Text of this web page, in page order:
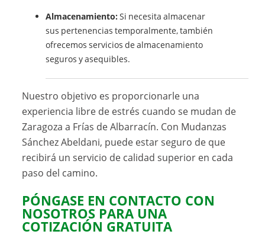
Almacenamiento: Si necesita almacenar
sus pertenencias temporalmente, también
ofrecemos servicios de almacenamiento
seguros y asequibles.
Nuestro objetivo es proporcionarle una
experiencia libre de estrés cuando se mudan de
Zaragoza a Frías de Albarracín. Con Mudanzas
Sánchez Abeldani, puede estar seguro de que
recibirá un servicio de calidad superior en cada
paso del camino.
PÓNGASE EN CONTACTO CON
NOSOTROS PARA UNA
COTIZACIÓN GRATUITA